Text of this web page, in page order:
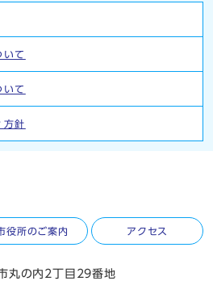
いて
いて
方針
役所のご案内 アクセス
丸の内2丁目29番地